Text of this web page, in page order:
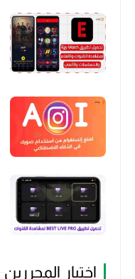
اختيار المحررين